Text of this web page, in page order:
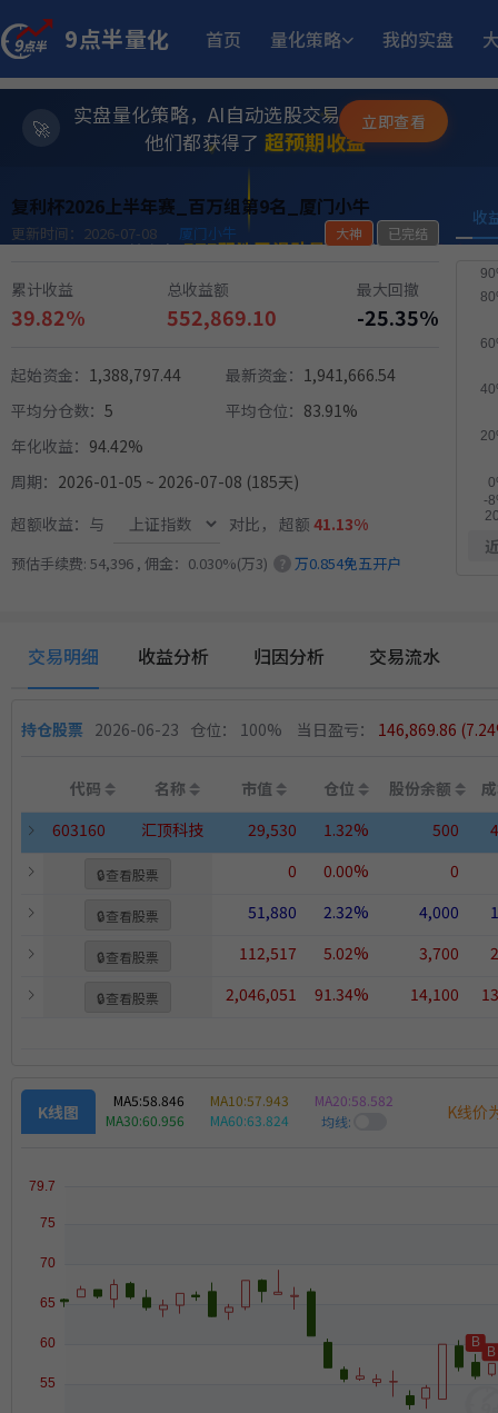
9点半量化 首页 量化策略 我的实盘
✨
💫
⭐
实盘量化策略，AI自动选股交易，躺赚模式
他们都获得了 超预期收益
11月6日开始实盘 多重止损优化成长量化策略 收益
11月25日开始实盘 多重止损优化成长量化策略
6月29日开始实盘 ETF双池平滑动量轮动 收益
9月23日开始实盘 多重止损优化成长量化策略 收益
6月15日开始实盘 趋势做T 12.93%
立即查看
复利杯2026上半年赛_百万组第9名_厦门小牛
更新时间：2026-07-08 厦门小牛 大神 已完结
累计收益
39.82%
总收益额
552,869.10
最大回撤
-25.35%
起始资金： 1,388,797.44 最新资金： 1,941,666.54
平均分仓数： 5 平均仓位： 83.91%
年化收益： 94.42%
周期： 2026-01-05 ~ 2026-07-08 (185天)
超额收益：与
对比， 超额 41.13%
预估手续费: 54,396 , 佣金：0.030%(万3) ? 万0.854免五开户
收
交易明细 收益分析 归因分析 交易流水
持仓股票 2026-06-23 仓位： 100% 当日盈亏： 146,869.86
代码 名称 市值 仓位 股份余额
603160
汇顶科技 29,530 1.32% 500
🔒查看股票 0 0.00% 0
🔒查看股票 51,880 2.32% 4,000
🔒查看股票 112,517 5.02% 3,700
🔒查看股票 2,046,051 91.34% 14,100
K线图
MA5:58.846 MA10:57.943 MA20:58.582
MA30:60.956 MA60:63.824 均线: K线价